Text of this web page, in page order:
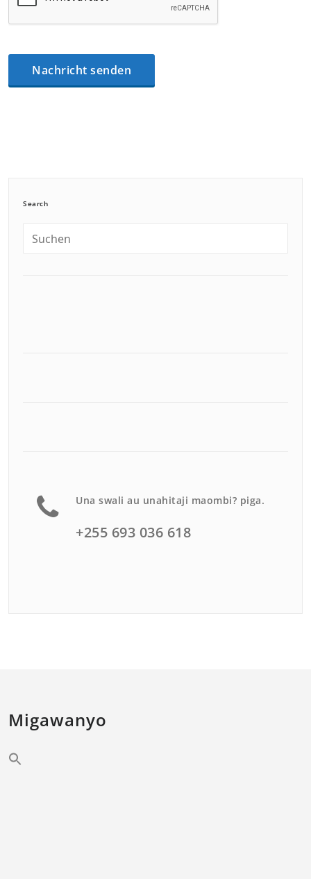
Search
Una swali au unahitaji maombi? piga.
+255 693 036 618
Migawanyo